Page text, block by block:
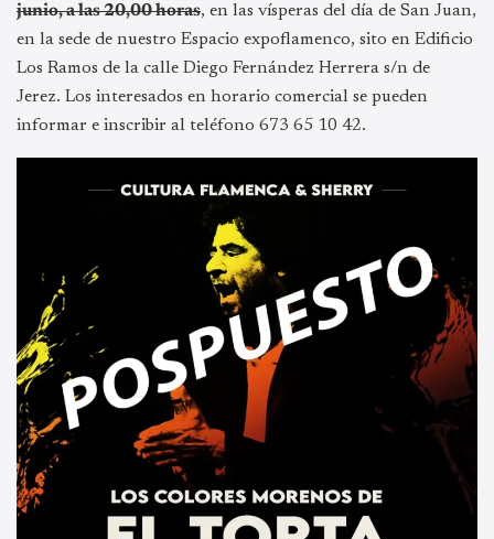
junio, a las 20,00 horas, en las vísperas del día de San Juan,
en la sede de nuestro Espacio expoflamenco, sito en Edificio
Los Ramos de la calle Diego Fernández Herrera s/n de
Jerez. Los interesados en horario comercial se pueden
informar e inscribir al teléfono 673 65 10 42.